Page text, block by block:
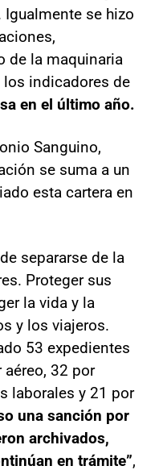
se hizo
de la maquinaria
los indicadores de
en el último año.
Sanguino,
se suma a un
esta cartera en
separarse de la
Proteger sus
la vida y la
y los viajeros.
53 expedientes
32 por
laborales y 21 por
una sanción por
archivados,
en trámite”,